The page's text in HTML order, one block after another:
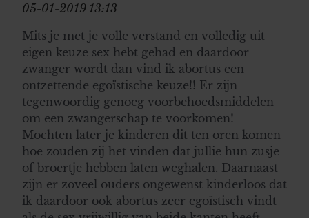
05-01-2019 13:13
Mits je met je volle verstand en volledig uit
eigen keuze sex hebt gehad en daardoor
zwanger wordt dan vind ik abortus een
ontzettende egoïstische keuze!! Er zijn
tegenwoordig genoeg voorbehoedsmiddelen
om een zwangerschap te voorkomen!
Mochten later je kinderen dit ten oren komen
hoe zouden zij het vinden dat jullie hun zusje
of broertje hebben laten weghalen. Daarnaast
zijn er zoveel ouders ongewenst kinderloos dat
ik daardoor ook abortus zeer egoïstisch vindt